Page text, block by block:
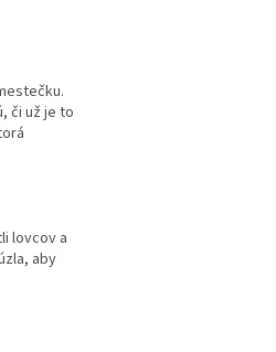
či už je to
lovcov a
aby